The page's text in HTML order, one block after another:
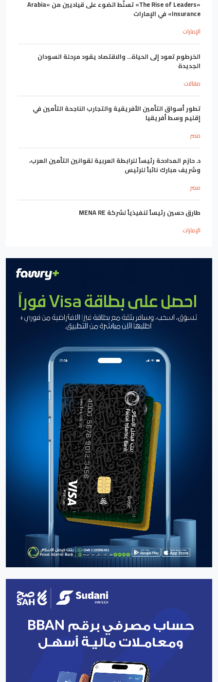
«The Rise of Leaders» تسلّط الضوء على قياديين من «Arabia
Insurance» في الإمارات
الإمارات
الخرطوم تعود إلى الحياة... والاقتصاد يقود مرحلة السودان
الجديدة
مقالات
تطور أسواق التأمين الأفريقية والتجارب الناجحة التأمين في
إقليم وسط أفريقيا
مصر
د. حازم المدادحة رئيساً للرابطة العربية لقوانين التأمين العرب،
وشريف مبارك نائباً للرئيس
مصر
طارق حسين رئيساً تنفيذياً لشركة MENA RE
الإمارات